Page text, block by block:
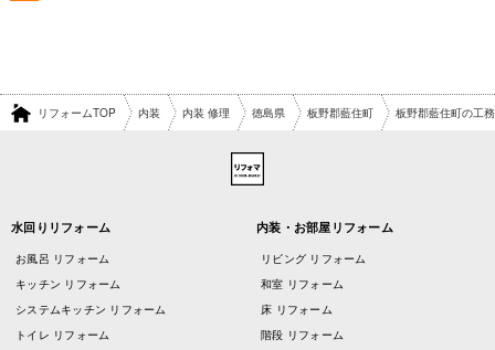
リフォームTOP 内装 内装 修理 徳島県 板野郡藍住町 板野郡藍住町の工
水回りリフォーム
お風呂 リフォーム
キッチン リフォーム
システムキッチン リフォーム
トイレ リフォーム
内装・お部屋リフォーム
リビング リフォーム
和室 リフォーム
床 リフォーム
階段 リフォーム